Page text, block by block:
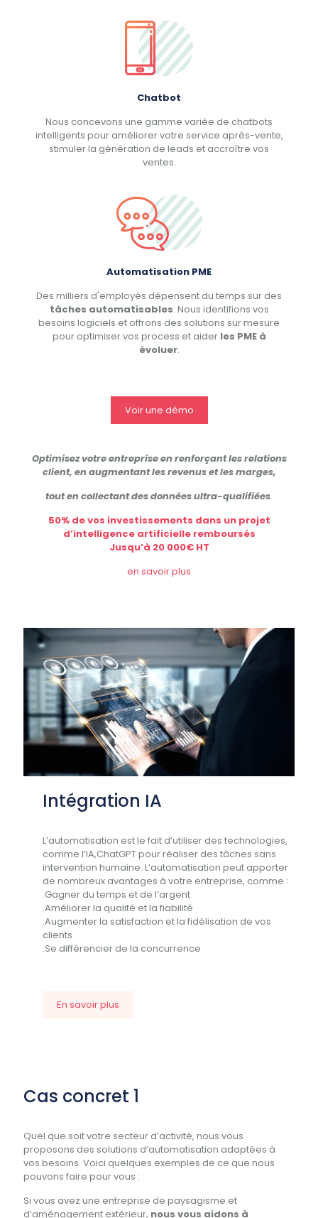
Chatbot
Nous concevons une gamme variée de chatbots
intelligents pour améliorer votre service après-vente,
stimuler la génération de leads et accroître vos
ventes.
Automatisation PME
Des milliers d'employés dépensent du temps sur des
tâches automatisables. Nous identifions vos
besoins logiciels et offrons des solutions sur mesure
pour optimiser vos process et aider les PME à
évoluer.
Voir une démo
Optimisez votre entreprise en renforçant les relations
client, en augmentant les revenus et les marges,
tout en collectant des données ultra-qualifiées.
50% de vos investissements dans un projet
d’intelligence artificielle remboursés
Jusqu’à 20 000€ HT
en savoir plus
Intégration IA
L’automatisation est le fait d’utiliser des technologies,
comme l’IA,ChatGPT pour réaliser des tâches sans
intervention humaine. L’automatisation peut apporter
de nombreux avantages à votre entreprise, comme :
.Gagner du temps et de l’argent
.Améliorer la qualité et la fiabilité
.Augmenter la satisfaction et la fidélisation de vos
clients
.Se différencier de la concurrence
En savoir plus
Cas concret 1
Quel que soit votre secteur d’activité, nous vous
proposons des solutions d’automatisation adaptées à
vos besoins. Voici quelques exemples de ce que nous
pouvons faire pour vous :
Si vous avez une entreprise de paysagisme et
d’aménagement extérieur, nous vous aidons à